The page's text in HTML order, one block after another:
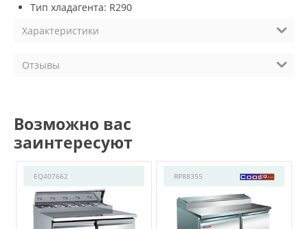
Тип хладагента: R290
Характеристики
Отзывы
Возможно вас
заинтересуют
EQ407662 RP88355